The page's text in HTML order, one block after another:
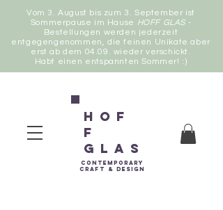
Vom 3. August bis zum 3. September ist
Sommerpause im Hause HOFF GLAS-
Bestellungen werden jederzeit
entgegengenommen, die feinen Unikate aber
erst ab dem 04.09. wieder verschickt.
Habt einen entspannten Sommer! :)
Hof
f
Glas
contemporary
Craft & Design